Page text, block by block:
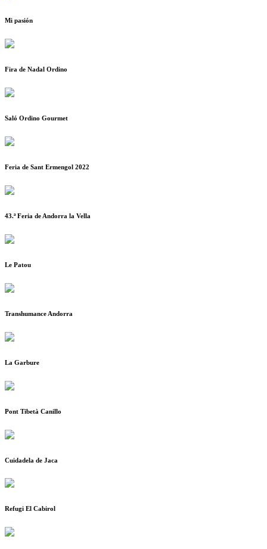
Mi pasión
Fira de Nadal Ordino
Saló Ordino Gourmet
Feria de Sant Ermengol 2022
43.ª Feria de Andorra la Vella
Le Patou
Transhumance Andorra
La Garbure
Pont Tibetà Canillo
Cuidadela de Jaca
Refugi El Cabirol